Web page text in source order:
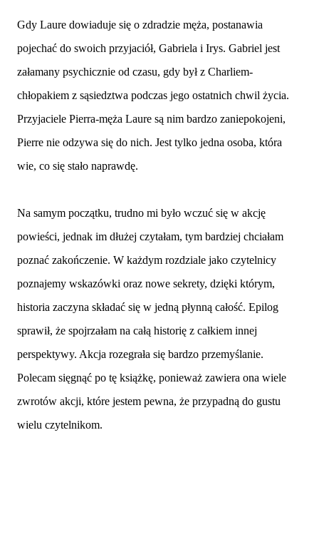
Gdy Laure dowiaduje się o zdradzie męża, postanawia
pojechać do swoich przyjaciół, Gabriela i Irys. Gabriel jest
załamany psychicznie od czasu, gdy był z Charliem-
chłopakiem z sąsiedztwa podczas jego ostatnich chwil życia.
Przyjaciele Pierra-męża Laure są nim bardzo zaniepokojeni,
Pierre nie odzywa się do nich. Jest tylko jedna osoba, która
wie, co się stało naprawdę.
Na samym początku, trudno mi było wczuć się w akcję
powieści, jednak im dłużej czytałam, tym bardziej chciałam
poznać zakończenie. W każdym rozdziale jako czytelnicy
poznajemy wskazówki oraz nowe sekrety, dzięki którym,
historia zaczyna składać się w jedną płynną całość. Epilog
sprawił, że spojrzałam na całą historię z całkiem innej
perspektywy. Akcja rozegrała się bardzo przemyślanie.
Polecam sięgnąć po tę książkę, ponieważ zawiera ona wiele
zwrotów akcji, które jestem pewna, że przypadną do gustu
wielu czytelnikom.